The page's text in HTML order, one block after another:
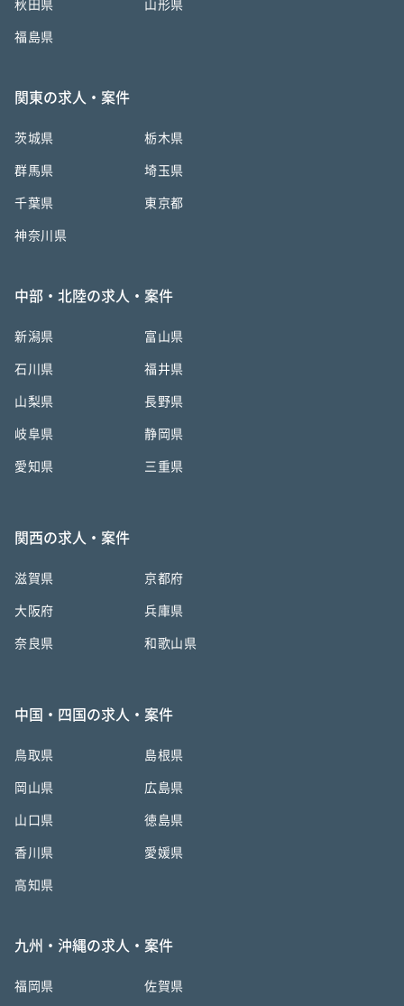
秋田県 山形県
福島県
関東の求人・案件
茨城県 栃木県
群馬県 埼玉県
千葉県 東京都
神奈川県
中部・北陸の求人・案件
新潟県 富山県
石川県 福井県
山梨県 長野県
岐阜県 静岡県
愛知県 三重県
関西の求人・案件
滋賀県 京都府
大阪府 兵庫県
奈良県 和歌山県
中国・四国の求人・案件
鳥取県 島根県
岡山県 広島県
山口県 徳島県
香川県 愛媛県
高知県
九州・沖縄の求人・案件
福岡県 佐賀県